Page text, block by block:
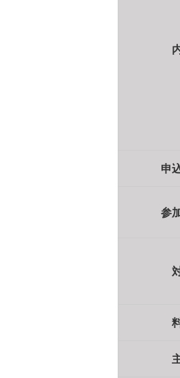
申
参